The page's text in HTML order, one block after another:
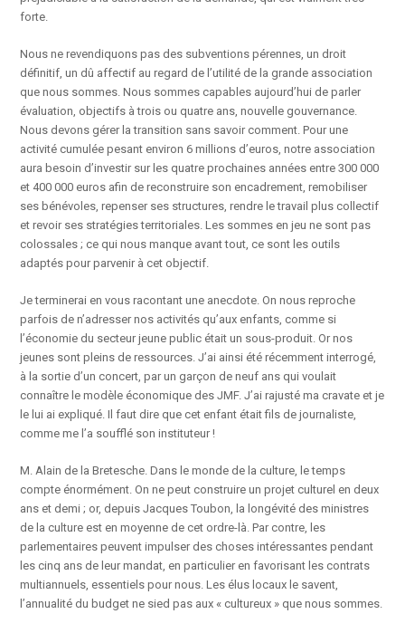
forte.
Nous ne revendiquons pas des subventions pérennes, un droit
définitif, un dû affectif au regard de l’utilité de la grande association
que nous sommes. Nous sommes capables aujourd’hui de parler
évaluation, objectifs à trois ou quatre ans, nouvelle gouvernance.
Nous devons gérer la transition sans savoir comment. Pour une
activité cumulée pesant environ 6 millions d’euros, notre association
aura besoin d’investir sur les quatre prochaines années entre 300 000
et 400 000 euros afin de reconstruire son encadrement, remobiliser
ses bénévoles, repenser ses structures, rendre le travail plus collectif
et revoir ses stratégies territoriales. Les sommes en jeu ne sont pas
colossales ; ce qui nous manque avant tout, ce sont les outils
adaptés pour parvenir à cet objectif.
Je terminerai en vous racontant une anecdote. On nous reproche
parfois de n’adresser nos activités qu’aux enfants, comme si
l’économie du secteur jeune public était un sous-produit. Or nos
jeunes sont pleins de ressources. J’ai ainsi été récemment interrogé,
à la sortie d’un concert, par un garçon de neuf ans qui voulait
connaître le modèle économique des JMF. J’ai rajusté ma cravate et je
le lui ai expliqué. Il faut dire que cet enfant était fils de journaliste,
comme me l’a soufflé son instituteur !
M. Alain de la Bretesche. Dans le monde de la culture, le temps
compte énormément. On ne peut construire un projet culturel en deux
ans et demi ; or, depuis Jacques Toubon, la longévité des ministres
de la culture est en moyenne de cet ordre-là. Par contre, les
parlementaires peuvent impulser des choses intéressantes pendant
les cinq ans de leur mandat, en particulier en favorisant les contrats
multiannuels, essentiels pour nous. Les élus locaux le savent,
l’annualité du budget ne sied pas aux « cultureux » que nous sommes.